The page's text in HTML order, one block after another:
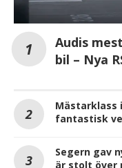
Audis
bil – Nya
Mästarklass
fantastisk
Segern gav
är stolt över